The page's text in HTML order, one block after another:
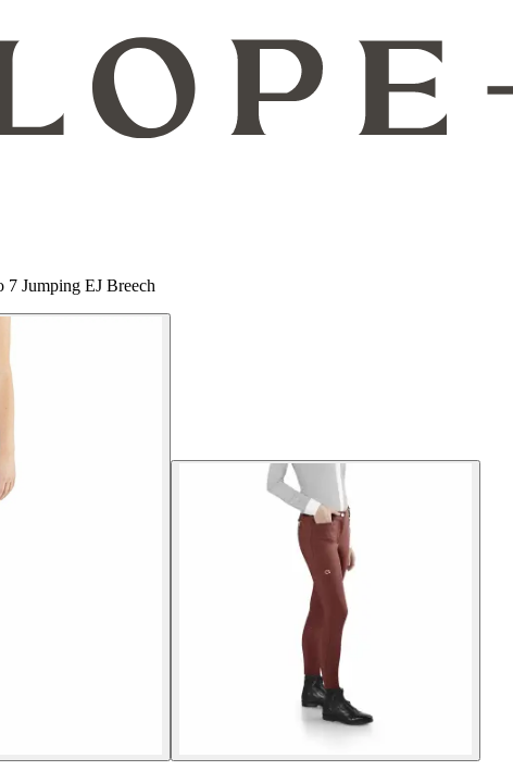
7 Jumping EJ Breech